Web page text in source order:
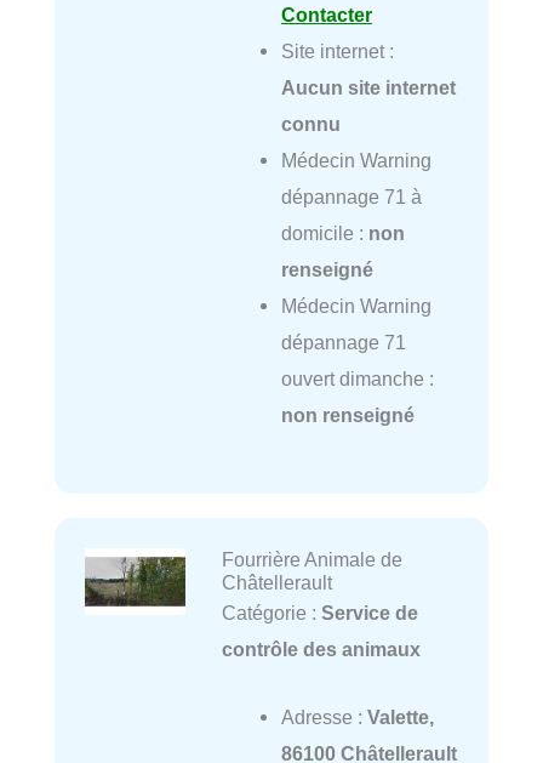
Contacter
Site internet :
Aucun site internet
connu
Médecin Warning
dépannage 71 à
domicile : non
renseigné
Médecin Warning
dépannage 71
ouvert dimanche :
non renseigné
Fourrière Animale de
Châtellerault
Catégorie : Service de
contrôle des animaux
Adresse : Valette,
86100 Châtellerault